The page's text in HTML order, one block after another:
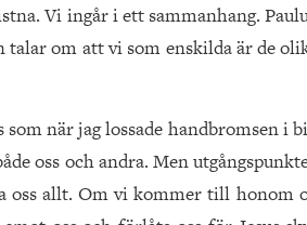
Vi ingår i ett sammanhang.
om att vi som enskilda är de
som när jag lossade handbromsen i
oss och andra. Men
oss allt. Om vi kommer till honom